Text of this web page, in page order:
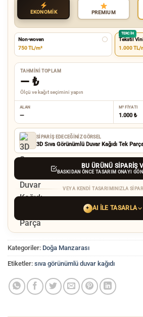
EKONOMİK PREMIUM
Non-woven
750 TL/m²
TERCIH
Tekstil
1.000 TL/
TAHMINI TOPLAM
— ₺
Ölçü ve kağıt seçimini yapın
ALAN
—
M² FIYATI
1.000 ₺
SIPARIŞ EDECEĞINIZ GÖRSEL
3D Sıva Görünümlü Duvar Kağıdı Tek
BU ÜRÜNÜ SIPARIŞ
BASKIDAN ÖNCE TASARIM ONAYI
VEYA KENDI TASARIMINIZLA
✦ AI ILE TASARLA
ChatGPT
baskı kalitesine yükseltip
üretim yaparız.
Kategoriler: Doğa Manzarası
Etiketler: sıva görünümlü duvar kağıdı